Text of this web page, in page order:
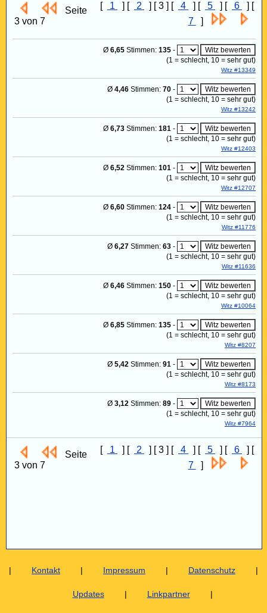
Seite
3 von 7
[ 1 ] [ 2 ] [ 3 ] [ 4 ] [ 5 ] [ 6
] [
7
]
Ø 6,65 Stimmen: 135 -
(1 = schlecht, 10 = sehr gut)
Witz #13349
Ø 4,46 Stimmen: 70 -
(1 = schlecht, 10 = sehr gut)
Witz #13242
Ø 6,73 Stimmen: 181 -
(1 = schlecht, 10 = sehr gut)
Witz #12403
Ø 6,52 Stimmen: 101 -
(1 = schlecht, 10 = sehr gut)
Witz #12707
Ø 6,60 Stimmen: 124 -
(1 = schlecht, 10 = sehr gut)
Witz #11776
Ø 6,27 Stimmen: 63 -
(1 = schlecht, 10 = sehr gut)
Witz #11636
Ø 6,46 Stimmen: 150 -
(1 = schlecht, 10 = sehr gut)
Witz #10064
Ø 6,85 Stimmen: 135 -
(1 = schlecht, 10 = sehr gut)
Witz #8207
Ø 5,42 Stimmen: 91 -
(1 = schlecht, 10 = sehr gut)
Witz #8173
Ø 3,12 Stimmen: 89 -
(1 = schlecht, 10 = sehr gut)
Witz #7964
Seite
3 von 7
[ 1 ] [ 2 ] [ 3 ] [ 4 ] [ 5 ] [ 6
] [
7
]
| Kontakt | Impressum | Datenschutz |
Updates | Linkpartner |